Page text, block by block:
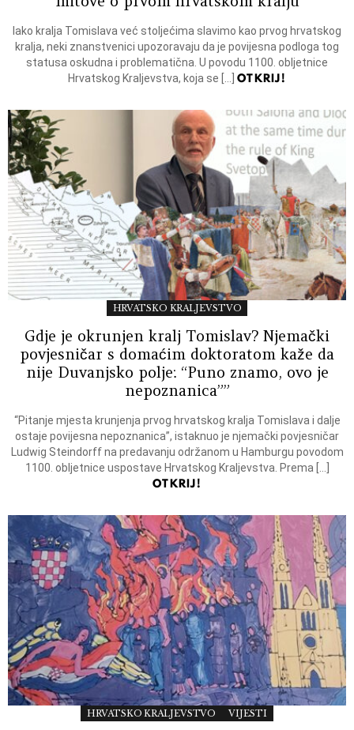
Iako kralja Tomislava već stoljećima slavimo kao prvog hrvatskog
kralja, neki znanstvenici upozoravaju da je povijesna podloga tog
statusa oskudna i problematična. U povodu 1100. obljetnice
Hrvatskog Kraljevstva, koja se […] OTKRIJ!
HRVATSKO KRALJEVSTVO
Gdje je okrunjen kralj Tomislav? Njemački
povjesničar s domaćim doktoratom kaže da
nije Duvanjsko polje: “Puno znamo, ovo je
nepoznanica””
“Pitanje mjesta krunjenja prvog hrvatskog kralja Tomislava i dalje
ostaje povijesna nepoznanica”, istaknuo je njemački povjesničar
Ludwig Steindorff na predavanju održanom u Hamburgu povodom
1100. obljetnice uspostave Hrvatskog Kraljevstva. Prema […]
OTKRIJ!
HRVATSKO KRALJEVSTVO VIJESTI